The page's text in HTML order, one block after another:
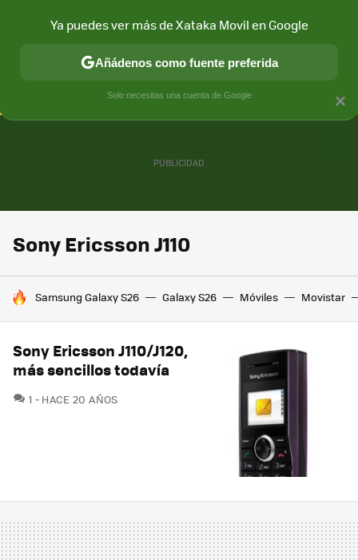
CONECTIVIDAD MÓVIL Y SOCIEDAD APLICACIONES
Sony Ericsson J110
HOY SE HABLA DE
Samsung Galaxy S26 Galaxy S26 Móviles Movistar
Sony Ericsson J110/J120,
más sencillos todavía
1 COMENTARIOS
HACE 20 AÑOS
×
Ya puedes ver más de Xataka Movil en Google
Añádenos como fuente preferida
Solo necesitas una cuenta de Google